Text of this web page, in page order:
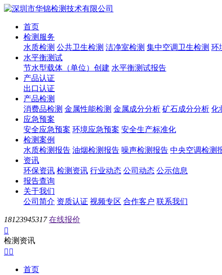
首页
检测服务
水质检测 公共卫生检测 洁净室检测 集中空调卫生检测 环
水平衡测试
节水型载体（单位）创建 水平衡测试报告
产品认证
出口认证
产品检测
消费品检测 金属性能检测 金属成分分析 矿石成分分析 化
应急预案
安全应急预案 环境应急预案 安全生产标准化
检测案例
水质检测报告 油烟检测报告 噪声检测报告 中央空调检测
资讯
环保资讯 检测资讯 行业动态 公司动态 公示信息
报告查询
关于我们
公司简介 资质认证 视频专区 合作客户 联系我们
18123945317 在线报价

检测资讯
 
首页